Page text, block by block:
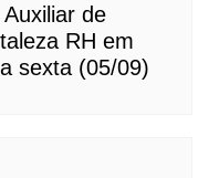
de
RH em
sexta (05/09)